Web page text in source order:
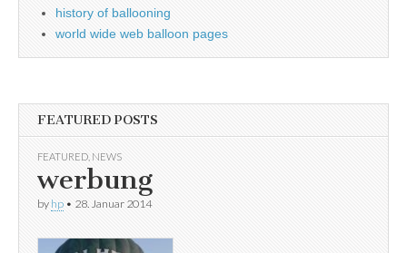
history of ballooning
world wide web balloon pages
FEATURED POSTS
FEATURED NEWS
werbung
by hp • 28. Januar 2014